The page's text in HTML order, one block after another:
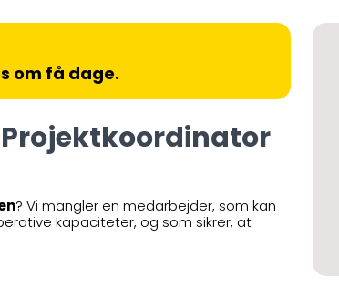
om få dage.
? Vi mangler en medarbejder, som kan
kapaciteter, og som sikrer, at